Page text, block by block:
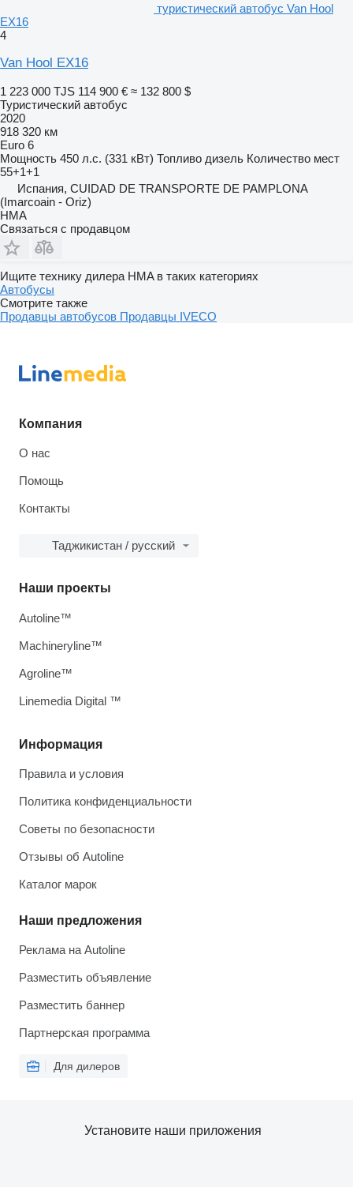
туристический автобус Van Hool
EX16
4
Van Hool EX16
1 223 000 TJS 114 900 € ≈ 132 800 $
Туристический автобус
2020
918 320 км
Euro 6
Мощность 450 л.с. (331 кВт) Топливо дизель Количество мест
55+1+1
Испания, CUIDAD DE TRANSPORTE DE PAMPLONA
(Imarcoain - Oriz)
HMA
Связаться с продавцом
Ищите технику дилера HMA в таких категориях
Автобусы
Смотрите также
Продавцы автобусов Продавцы IVECO
Компания
О нас
Помощь
Контакты
Таджикистан / русский
Информация
Правила и условия
Политика конфиденциальности
Советы по безопасности
Отзывы об Autoline
Каталог марок
Наши предложения
Реклама на Autoline
Разместить объявление
Разместить баннер
Партнерская программа
Для дилеров
Наши проекты
Autoline™
Machineryline™
Agroline™
Linemedia Digital ™
Установите наши приложения